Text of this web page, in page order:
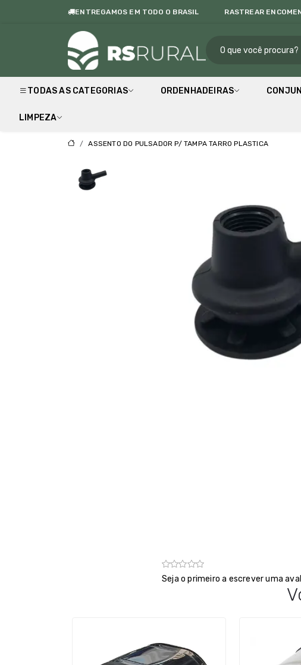
ENTREGAMOS EM TODO O BRASIL RASTREAR
RS Rural
TODAS AS CATEGORIAS ORDENHADEIRAS
LIMPEZA
ASSENTO DO PULSADOR P/ TAMPA TARRO PLASTICA
Seja o primeiro a escrever uma